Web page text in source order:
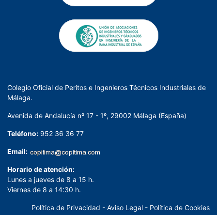
Colegio Oficial de Peritos e Ingenieros Técnicos Industriales de
Málaga.
Avenida de Andalucía nº 17 - 1º, 29002 Málaga (España)
Teléfono: 952 36 36 77
Email:
Horario de atención:
Lunes a jueves de 8 a 15 h.
Viernes de 8 a 14:30 h.
Política de Privacidad - Aviso Legal - Política de Cookies